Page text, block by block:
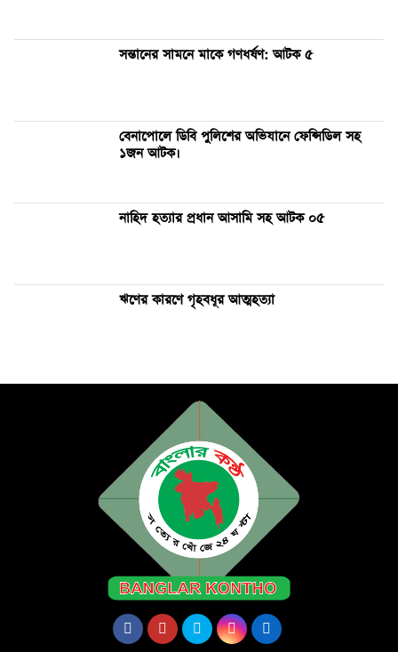
সন্তানের সামনে মাকে গণধর্ষণ: আটক ৫
বেনাপোলে ডিবি পুলিশের অভিযানে ফেন্সিডিল সহ
১জন আটক।
নাহিদ হত্যার প্রধান আসামি সহ আটক ০৫
ঋণের কারণে গৃহবধূর আত্মহত্যা